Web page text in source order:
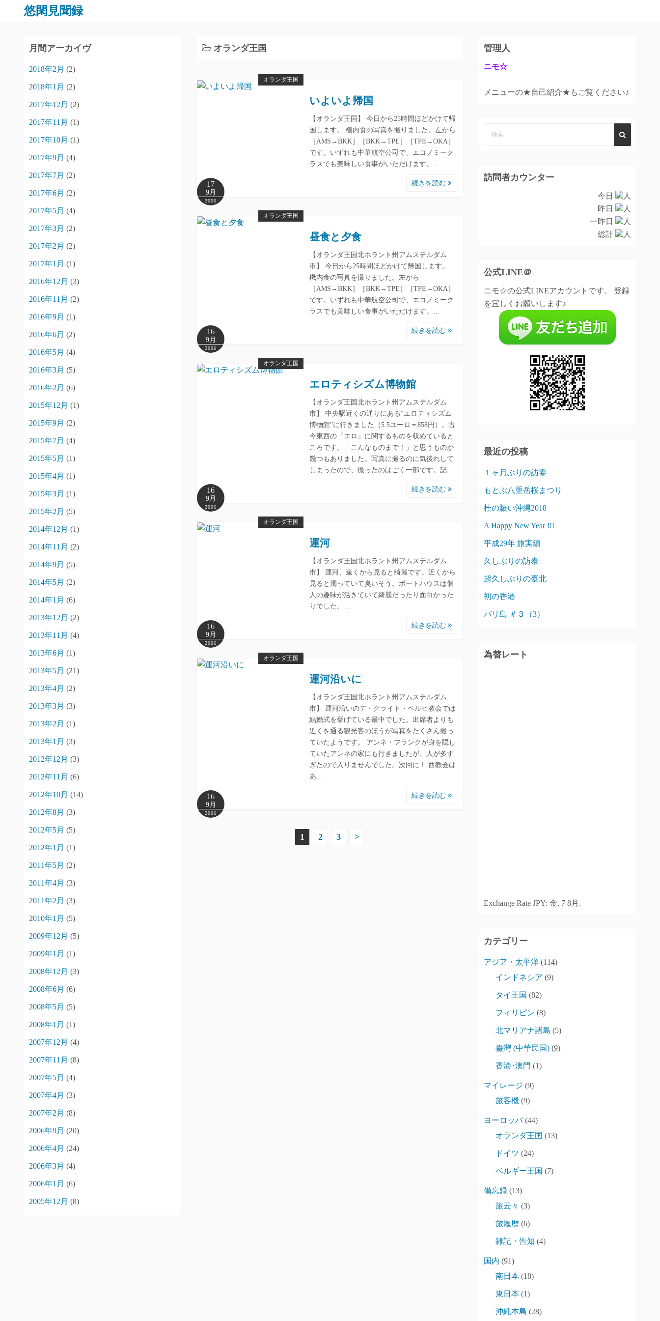
悠閑見聞録
オランダ王国
オランダ王国
17
9月
2006
いよいよ帰国
【オランダ王国】 今日から25時間ほどかけて帰
国します。 機内食の写真を撮りました。左から
［AMS→BKK］［BKK→TPE］［TPE→OKA］
です。いずれも中華航空公司で、エコノミーク
ラスでも美味しい食事がいただけます。…
続きを読む
オランダ王国
16
9月
2006
昼食と夕食
【オランダ王国北ホラント州アムステルダム
市】 今日から25時間ほどかけて帰国します。
機内食の写真を撮りました。左から
［AMS→BKK］［BKK→TPE］［TPE→OKA］
です。いずれも中華航空公司で、エコノミーク
ラスでも美味しい食事がいただけます。…
続きを読む
オランダ王国
16
9月
2006
エロティシズム博物館
【オランダ王国北ホラント州アムステルダム
市】 中央駅近くの通りにある“エロティシズム
博物館”に行きました（5.5ユーロ＝858円）。古
今東西の『エロ』に関するものを収めていると
ころです。「こんなものまで！」と思うものが
幾つもありました。写真に撮るのに気後れして
しまったので、撮ったのはごく一部です。記…
続きを読む
オランダ王国
16
9月
2006
運河
【オランダ王国北ホラント州アムステルダム
市】 運河、遠くから見ると綺麗です。近くから
見ると濁っていて臭いそう。ボートハウスは個
人の趣味が活きていて綺麗だったり面白かった
りでした。…
続きを読む
オランダ王国
16
9月
2006
運河沿いに
【オランダ王国北ホラント州アムステルダム
市】 運河沿いのデ・クライト・ベルヒ教会では
結婚式を挙げている最中でした。出席者よりも
近くを通る観光客のほうが写真をたくさん撮っ
ていたようです。 アンネ・フランクが身を隠し
ていたアンネの家にも行きましたが、人が多す
ぎたので入りませんでした。次回に！ 西教会は
あ…
続きを読む
1 2 3 >
月間アーカイヴ
2018年2月 (2)
2018年1月 (2)
2017年12月 (2)
2017年11月 (1)
2017年10月 (1)
2017年9月 (4)
2017年7月 (2)
2017年6月 (2)
2017年5月 (4)
2017年3月 (2)
2017年2月 (2)
2017年1月 (1)
2016年12月 (3)
2016年11月 (2)
2016年9月 (1)
2016年6月 (2)
2016年5月 (4)
2016年3月 (5)
2016年2月 (6)
2015年12月 (1)
2015年9月 (2)
2015年7月 (4)
2015年5月 (1)
2015年4月 (1)
2015年3月 (1)
2015年2月 (5)
2014年12月 (1)
2014年11月 (2)
2014年9月 (5)
2014年5月 (2)
2014年1月 (6)
2013年12月 (2)
2013年11月 (4)
2013年6月 (1)
2013年5月 (21)
2013年4月 (2)
2013年3月 (3)
2013年2月 (1)
2013年1月 (3)
2012年12月 (3)
2012年11月 (6)
2012年10月 (14)
2012年8月 (3)
2012年5月 (5)
2012年1月 (1)
2011年5月 (2)
2011年4月 (3)
2011年2月 (3)
2010年1月 (5)
2009年12月 (5)
2009年1月 (1)
2008年12月 (3)
2008年6月 (6)
2008年5月 (5)
2008年1月 (1)
2007年12月 (4)
2007年11月 (8)
2007年5月 (4)
2007年4月 (3)
2007年2月 (8)
2006年9月 (20)
2006年4月 (24)
2006年3月 (4)
2006年1月 (6)
2005年12月 (8)
管理人
ニモ☆
メニューの★自己紹介★もご覧ください♪
訪問者カウンター
今日
人
昨日
人
一昨日
人
総計
人
公式LINE＠
ニモ☆の公式LINEアカウントです。 登録
を宜しくお願いします♪
最近の投稿
１ヶ月ぶりの訪泰
もとぶ八重岳桜まつり
杜の賑い沖縄2018
A Happy New Year !!!
平成29年 旅実績
久しぶりの訪泰
超久しぶりの臺北
初の香港
バリ島 ＃３（3）
為替レート
Exchange Rate JPY: 金, 7 8月.
カテゴリー
アジア・太平洋 (114)
インドネシア (9)
タイ王国 (82)
フィリピン (8)
北マリアナ諸島 (5)
臺灣 (中華民国) (9)
香港･澳門 (1)
マイレージ (9)
旅客機 (9)
ヨーロッパ(44)
オランダ王国 (13)
ドイツ (24)
ベルギー王国 (7)
備忘録 (13)
旅云々 (3)
旅履歴 (6)
雑記・告知 (4)
国内 (91)
南日本 (18)
東日本 (1)
沖縄本島 (28)